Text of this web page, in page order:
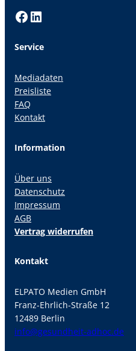
Facebook LinkedIn
Service
Mediadaten
Preisliste
FAQ
Kontakt
Information
Über uns
Datenschutz
Impressum
AGB
Vertrag widerrufen
Kontakt
ELPATO Medien GmbH
Franz-Ehrlich-Straße 12
12489 Berlin
info@gesundheit-adhoc.de